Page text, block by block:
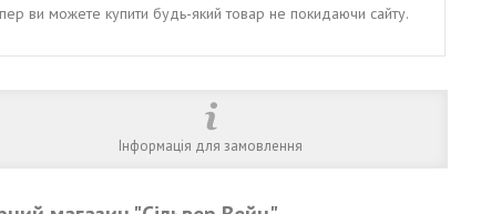
ви можете купити будь-який товар не покидаючи сайту.
Інформація для замовлення